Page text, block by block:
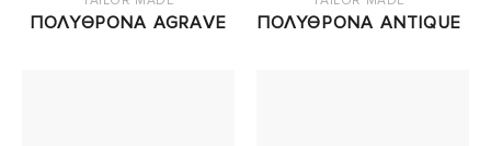
ΠΟΛΥΘΡΟΝΑ AGRAVE ΠΟΛΥΘΡΟΝΑ ANTIQUE